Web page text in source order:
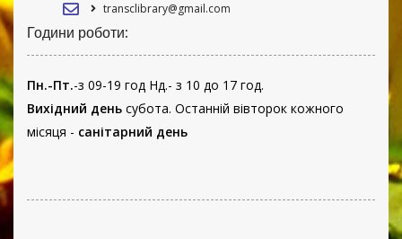
transclibrary@gmail.com
Години роботи:
Пн.-Пт.-з 09-19 год Нд.- з 10 до 17 год.
Вихідний день субота. Останній вівторок кожного
місяця - санітарний день